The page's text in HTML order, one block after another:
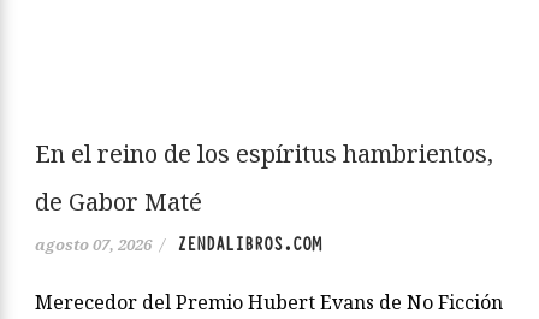
En el reino de los espíritus hambrientos,
de Gabor Maté
agosto 07, 2026 / ZENDALIBROS.COM
Merecedor del Premio Hubert Evans de No Ficción